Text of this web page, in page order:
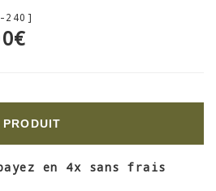
240]
en 4x sans frais